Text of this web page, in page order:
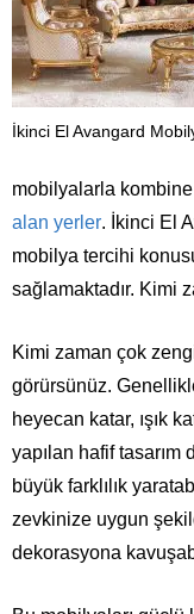
İkinci El Avangard
mobilyalarla
alan yerler. İkinci El
mobilya tercihi
sağlamaktadır. Kimi
Kimi zaman çok
görürsünüz.
heyecan katar, ışık
yapılan hafif tasarım
büyük farklılık
zevkinize uygun
dekorasyona